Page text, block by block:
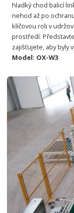
hladký chod balicí
nehod až po
klíčovou roli v
prostředí.
zajišťujete, aby byly
Model: OX-W3